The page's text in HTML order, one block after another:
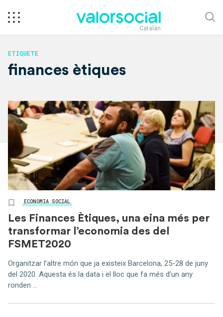
Catalán
ETIQUETE
finances ètiques
ECONOMIA SOCIAL
Les Finances Ètiques, una eina més per
transformar l’economia des del
FSMET2020
Organitzar l’altre món que ja existeix Barcelona, 25-28 de juny
del 2020. Aquesta és la data i el lloc que fa més d’un any
ronden ...